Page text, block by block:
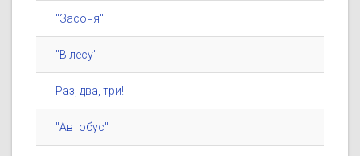
"Засоня"
"В лесу"
Раз, два, три!
"Автобус"